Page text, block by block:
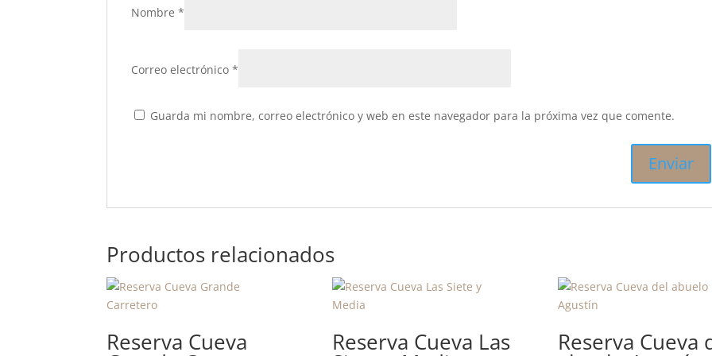
Nombre*
Correo electrónico*
Guarda mi nombre, correo electrónico y web en este navegador para la próxima vez que comente.
Productos relacionados
Reserva Cueva Reserva Cueva Las Reserva Cueva